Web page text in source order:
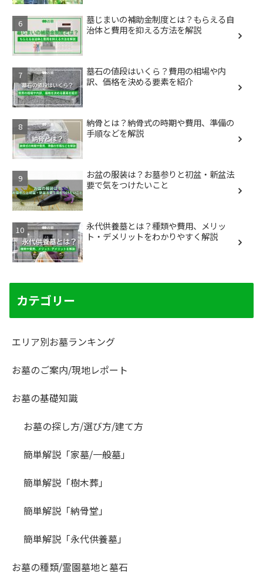
墓じまいの補助金制度とは？もらえる自
治体と費用を抑える方法を解説
墓石の値段はいくら？費用の相場や内
訳、価格を決める要素を紹介
納骨とは？納骨式の時期や費用、準備の
手順などを解説
お盆の服装は？お墓参りと初盆・新盆法
要で気をつけたいこと
永代供養墓とは？種類や費用、メリッ
ト・デメリットをわかりやすく解説
カテゴリー
エリア別お墓ランキング
お墓のご案内/現地レポート
お墓の基礎知識
お墓の探し方/選び方/建て方
簡単解説「家墓/一般墓」
簡単解説「樹木葬」
簡単解説「納骨堂」
簡単解説「永代供養墓」
お墓の種類/霊園墓地と墓石